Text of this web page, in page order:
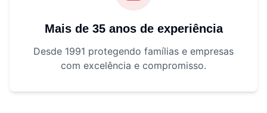
Mais de 35 anos de experiência
Desde 1991 protegendo famílias e empresas
com excelência e compromisso.